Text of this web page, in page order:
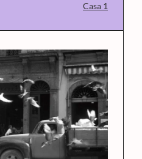
Casa 1